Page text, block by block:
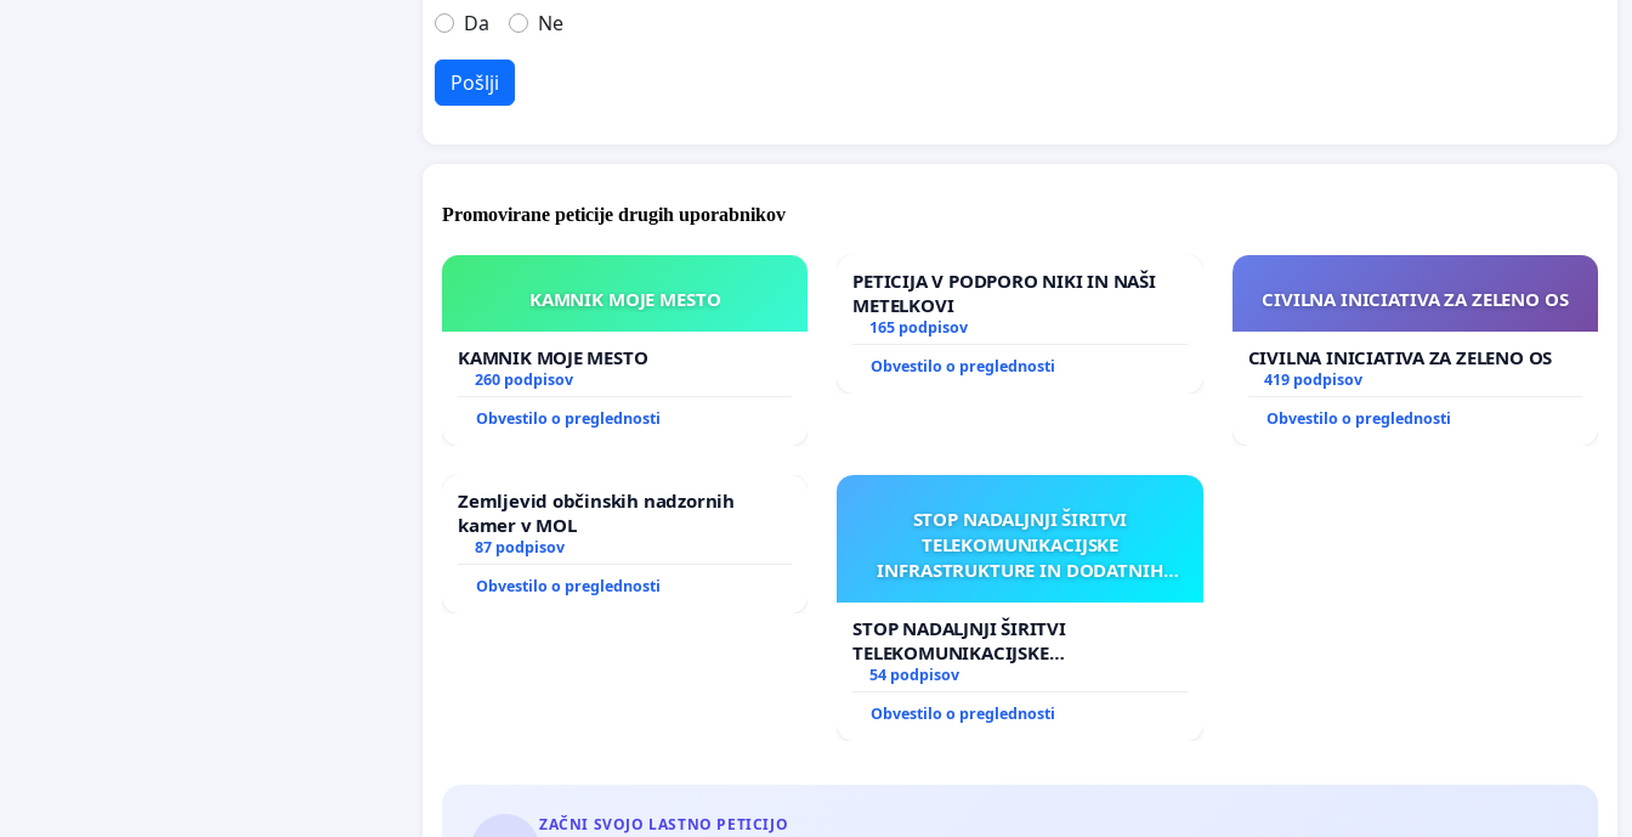
Da
Ne
Pošlji
Promovirane peticije drugih uporabnikov
KAMNIK MOJE MESTO
KAMNIK MOJE MESTO
260 podpisov
Obvestilo o preglednosti
PETICIJA V PODPORO NIKI IN NAŠI
METELKOVI
165 podpisov
Obvestilo o preglednosti
CIVILNA INICIATIVA ZA ZELENO OS
CIVILNA INICIATIVA ZA ZELENO OS
419 podpisov
Obvestilo o preglednosti
Zemljevid občinskih nadzornih
kamer v MOL
87 podpisov
Obvestilo o preglednosti
STOP NADALJNJI ŠIRITVI
TELEKOMUNIKACIJSKE
INFRASTRUKTURE IN DODATNIH
STOP NADALJNJI ŠIRITVI
TELEKOMUNIKACIJSKE
INFRASTRUKTURE IN DODATNIH
54 podpisov
Obvestilo o preglednosti
ZAČNI SVOJO LASTNO PETICIJO